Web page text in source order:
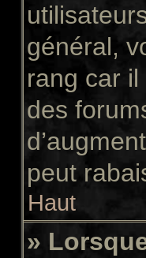
général,
rang car
des
peut
Haut
»